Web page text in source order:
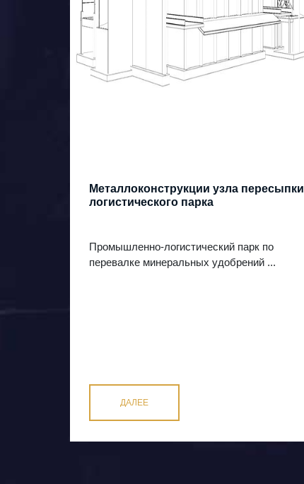
Металлоконструкции узла пересыпки
логистического парка
Промышленно-логистический парк по
перевалке минеральных удобрений ...
ДАЛЕЕ